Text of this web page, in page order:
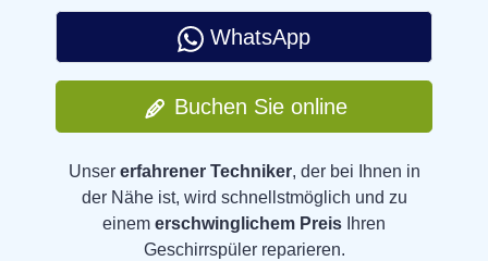
WhatsApp
Buchen Sie online
Unser erfahrener Techniker, der bei Ihnen in
der Nähe ist, wird schnellstmöglich und zu
einem erschwinglichem Preis Ihren
Geschirrspüler reparieren.